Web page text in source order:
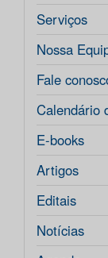
Serviços
Nossa
Fale
Calendário
E-books
Artigos
Editais
Notícias